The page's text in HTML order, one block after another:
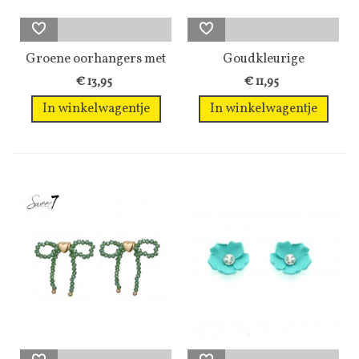
Groene oorhangers met
een...
€ 13,95
In winkelwagentje
Goudkleurige
oorringen met...
€ 11,95
In winkelwagentje